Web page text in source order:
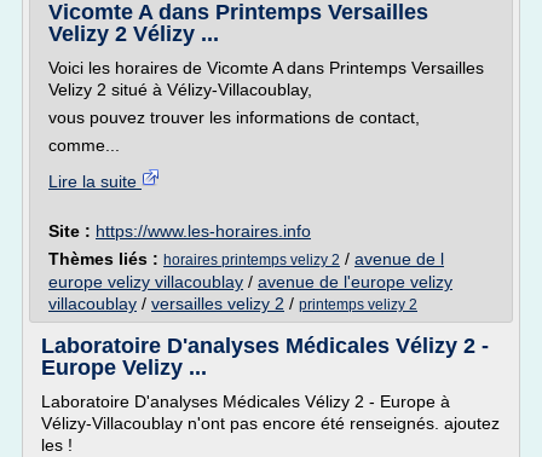
Vicomte A dans Printemps Versailles
Velizy 2 Vélizy ...
Voici les horaires de Vicomte A dans Printemps Versailles
Velizy 2 situé à Vélizy-Villacoublay,
vous pouvez trouver les informations de contact,
comme...
Lire la suite
Site : https://www.les-horaires.info
Thèmes liés : horaires printemps velizy 2 / avenue de l
europe velizy villacoublay / avenue de l'europe velizy
villacoublay / versailles velizy 2 / printemps velizy 2
Laboratoire D'analyses Médicales Vélizy 2 -
Europe Velizy ...
Laboratoire D'analyses Médicales Vélizy 2 - Europe à
Vélizy-Villacoublay n'ont pas encore été renseignés. ajoutez
les !